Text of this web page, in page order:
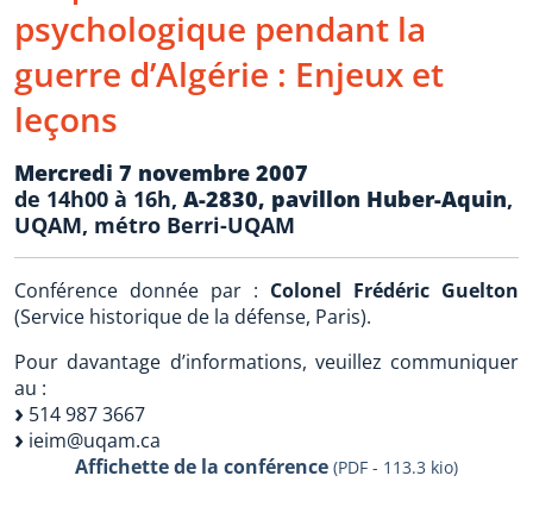
psychologique pendant la
guerre d’Algérie : Enjeux et
leçons
Mercredi 7 novembre 2007
de 14h00 à 16h, A-2830, pavillon Huber-Aquin,
UQAM, métro Berri-UQAM
Conférence donnée par : Colonel Frédéric Guelton
(Service historique de la défense, Paris).
Pour davantage d’informations, veuillez communiquer
au :
514 987 3667
ieim@uqam.ca
Affichette de la conférence (PDF - 113.3 kio)